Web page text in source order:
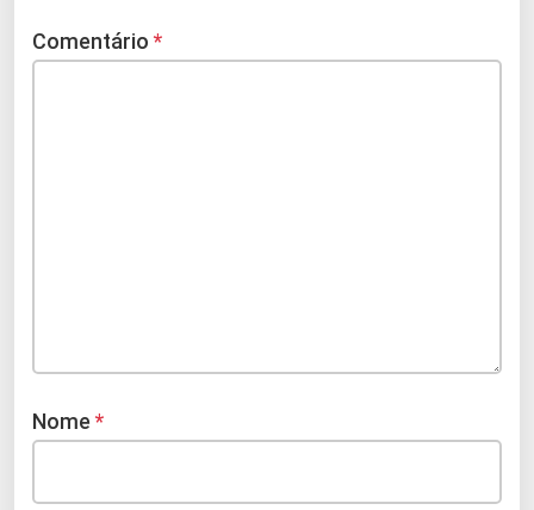
Comentário *
Nome *